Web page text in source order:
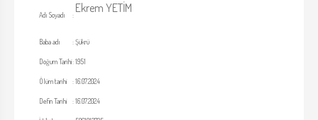
Adı Soyadı : Ekrem YETİM
Baba adı :Şükrü
Doğum Tarihi:1951
Ölüm tarihi :16.07.2024
Defin Tarihi :16.07.2024